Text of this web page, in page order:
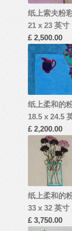
纸上索夫粉
21 x 23 英寸
£ 2,500.00
纸上柔和的
18.5 x 24.5
£ 2,200.00
纸上柔和的
33 x 32 英寸
£ 3,750.00